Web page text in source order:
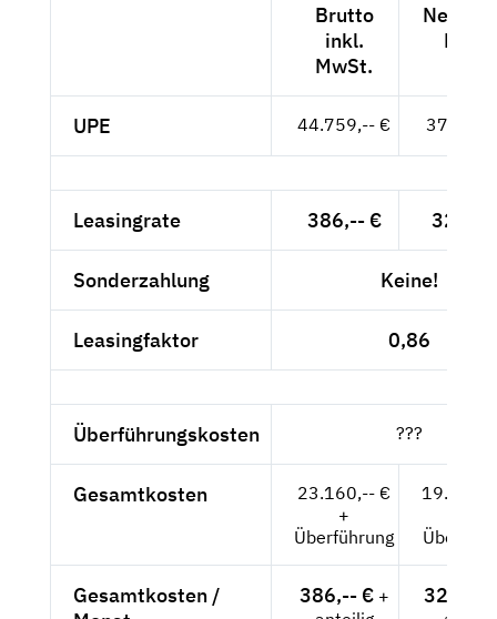
Brutto
inkl.
MwSt.
Netto
UPE 44.759,-- €
Leasingrate 386,-- €
Sonderzahlung Keine!
Leasingfaktor 0,86
Überführungskosten ???
Gesamtkosten
23.160,-- €
+
Überführung
Gesamtkosten /
386,-- €+
324,37